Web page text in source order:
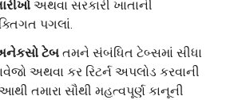
અથવા સરકારી ખાતાની
પગલાં.
ટેબ તમને સંબંધિત ટેબ્સમાં સીધા
અથવા કર રિટર્ન અપલોડ કરવાની
તમારા સૌથી મહત્વપૂર્ણ કાનૂની